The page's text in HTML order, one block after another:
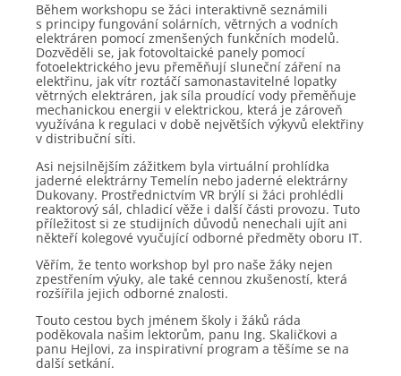
Během workshopu se žáci interaktivně seznámili
s principy fungování solárních, větrných a vodních
elektráren pomocí zmenšených funkčních modelů.
Dozvěděli se, jak fotovoltaické panely pomocí
fotoelektrického jevu přeměňují sluneční záření na
elektřinu, jak vítr roztáčí samonastavitelné lopatky
větrných elektráren, jak síla proudící vody přeměňuje
mechanickou energii v elektrickou, která je zároveň
využívána k regulaci v době největších výkyvů elektřiny
v distribuční síti.
Asi nejsilnějším zážitkem byla virtuální prohlídka
jaderné elektrárny Temelín nebo jaderné elektrárny
Dukovany. Prostřednictvím VR brýlí si žáci prohlédli
reaktorový sál, chladicí věže i další části provozu. Tuto
příležitost si ze studijních důvodů nenechali ujít ani
někteří kolegové vyučující odborné předměty oboru IT.
Věřím, že tento workshop byl pro naše žáky nejen
zpestřením výuky, ale také cennou zkušeností, která
rozšířila jejich odborné znalosti.
Touto cestou bych jménem školy i žáků ráda
poděkovala našim lektorům, panu Ing. Skaličkovi a
panu Hejlovi, za inspirativní program a těšíme se na
další setkání.